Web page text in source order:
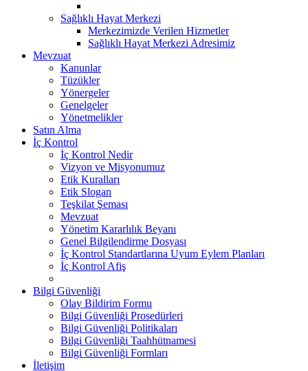
Sağlıklı Hayat Merkezi
Merkezimizde Verilen Hizmetler
Sağlıklı Hayat Merkezi Adresimiz
Mevzuat
Kanunlar
Tüzükler
Yönergeler
Genelgeler
Yönetmelikler
Satın Alma
İç Kontrol
İç Kontrol Nedir
Vizyon ve Misyonumuz
Etik Kuralları
Etik Slogan
Teşkilat Şeması
Mevzuat
Yönetim Kararlılık Beyanı
Genel Bilgilendirme Dosyası
İç Kontrol Standartlarına Uyum Eylem Planları
İç Kontrol Afiş
Bilgi Güvenliği
Olay Bildirim Formu
Bilgi Güvenliği Prosedürleri
Bilgi Güvenliği Politikaları
Bilgi Güvenliği Taahhütnamesi
Bilgi Güvenliği Formları
İletişim